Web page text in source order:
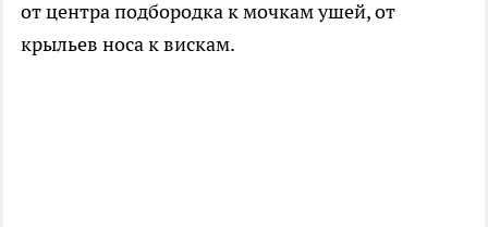
от центра подбородка к мочкам ушей, от
крыльев носа к вискам.